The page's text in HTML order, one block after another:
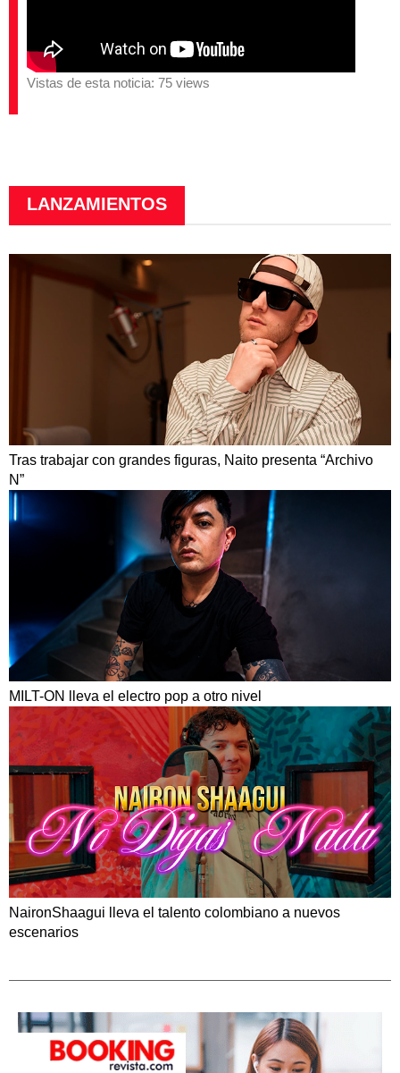
Vistas de esta noticia: 75 views
LANZAMIENTOS
Tras trabajar con grandes figuras, Naito presenta “Archivo
N”
MILT-ON lleva el electro pop a otro nivel
NaironShaagui lleva el talento colombiano a nuevos
escenarios